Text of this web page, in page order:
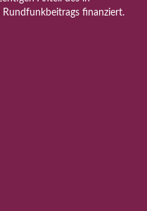
finanziert.